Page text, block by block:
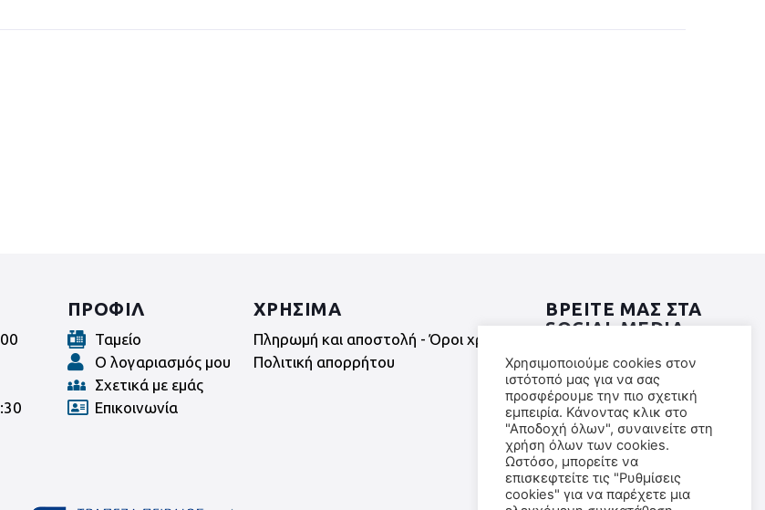
ΠΡΟΦΙΛ
Ταμείο
Ο λογαριασμός μου
Σχετικά με εμάς
Επικοινωνία
ΧΡΗΣΙΜΑ
Πληρωμή και αποστολή - Όροι χρήσης
Πολιτική απορρήτου
ΒΡΕΙΤΕ ΜΑΣ ΣΤΑ
SOCIAL MEDIA
Χρησιμοποιούμε cookies στον
ιστότοπό μας για να σας
προσφέρουμε την πιο σχετική
εμπειρία. Κάνοντας κλικ στο
"Αποδοχή όλων", συναινείτε στη
χρήση όλων των cookies.
Ωστόσο, μπορείτε να
επισκεφτείτε τις "Ρυθμίσεις
cookies" για να παρέχετε μια